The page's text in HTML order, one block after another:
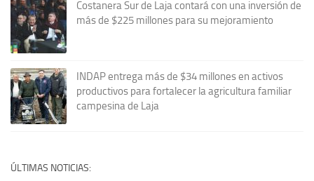
Costanera Sur de Laja contará con una inversión de
más de $225 millones para su mejoramiento
INDAP entrega más de $34 millones en activos
productivos para fortalecer la agricultura familiar
campesina de Laja
ÚLTIMAS NOTICIAS: